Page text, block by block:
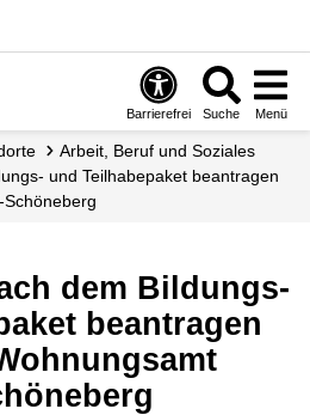
Barrierefrei Suche Menü
Arbeit, Beruf und Soziales
und Teilhabepaket beantragen
Schöneberg
dem Bildungs-
beantragen